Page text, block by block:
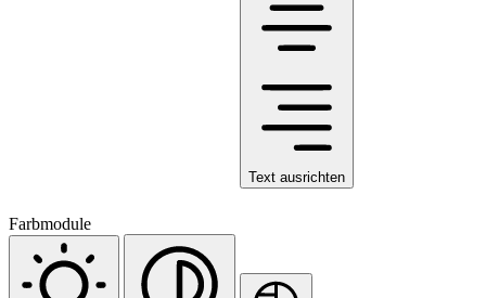
Text ausrichten
Farbmodule